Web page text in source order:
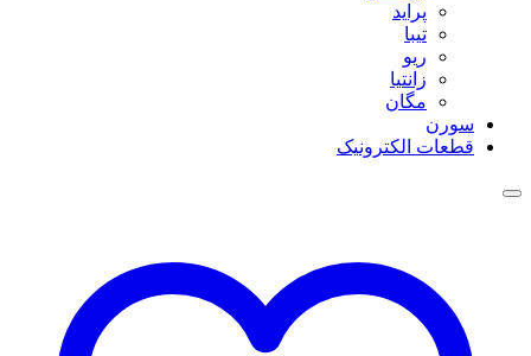
پراید
تیبا
ریو
زانتیا
مگان
سورن
قطعات الکترونیک